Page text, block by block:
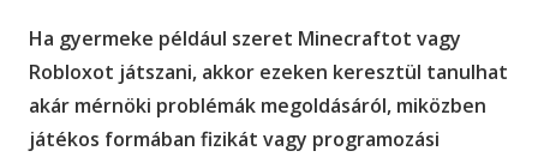
Ha gyermeke például szeret Minecraftot vagy
Robloxot játszani, akkor ezeken keresztül tanulhat
akár mérnöki problémák megoldásáról, miközben
játékos formában fizikát vagy programozási